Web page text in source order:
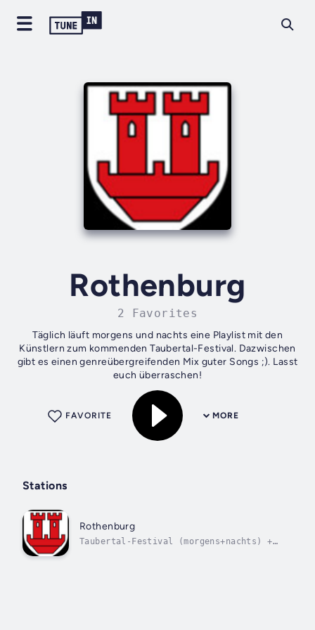
Rothenburg
2 Favorites
Täglich läuft morgens und nachts eine Playlist mit den
Künstlern zum kommenden Taubertal-Festival. Dazwischen
gibt es einen genreübergreifenden Mix guter Songs ;). Lasst
euch überraschen!
MORE
FAVORITE
Stations
Rothenburg
Taubertal-Festival (morgens+nachts) +